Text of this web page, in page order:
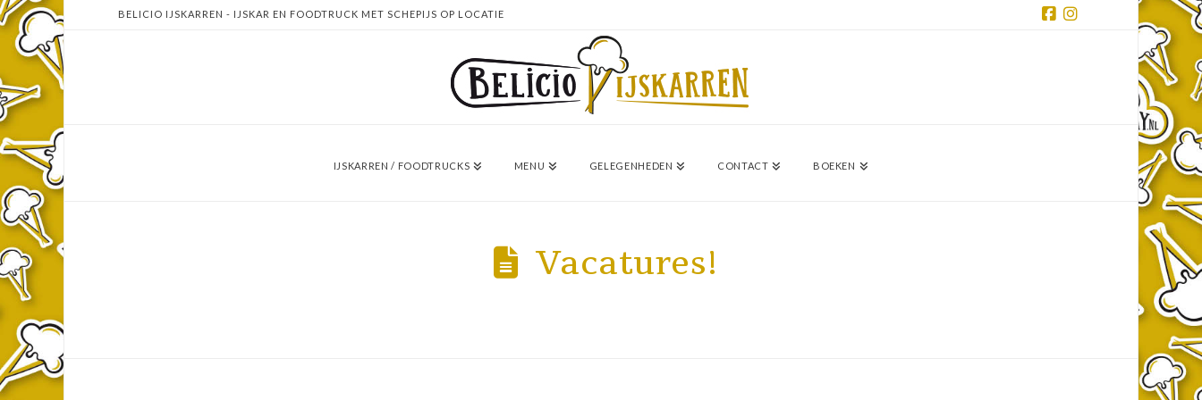
BELICIO IJSKARREN - IJSKAR EN FOODTRUCK MET SCHEPIJS OP LOCATIE
IJSKARREN / FOODTRUCKS MENU GELEGENHEDEN CONTACT BOEKEN
Vacatures!